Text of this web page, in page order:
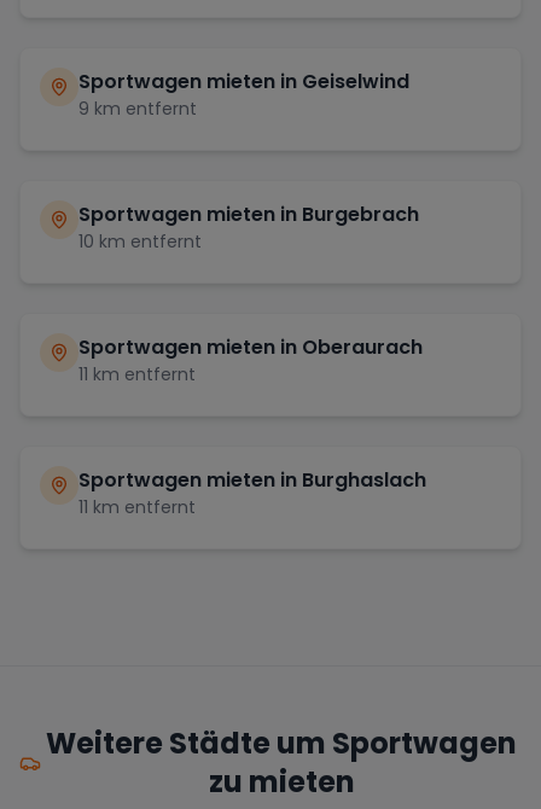
Sportwagen mieten in Geiselwind
9 km entfernt
Sportwagen mieten in Burgebrach
10 km entfernt
Sportwagen mieten in Oberaurach
11 km entfernt
Sportwagen mieten in Burghaslach
11 km entfernt
Weitere Städte um Sportwagen
zu mieten